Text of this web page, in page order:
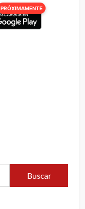
PRÓXIMAMENTE